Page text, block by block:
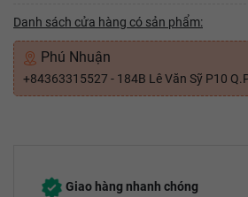
Danh sách cửa hàng có sản phẩm:
Phú Nhuận
+84363315527 - 184B Lê Văn Sỹ P10
Giao hàng nhanh chóng